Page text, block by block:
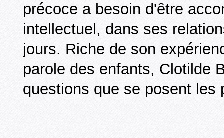
précoce a besoin d'être
intellectuel, dans ses
jours. Riche de son
parole des enfants, Clotilde
questions que se posent les